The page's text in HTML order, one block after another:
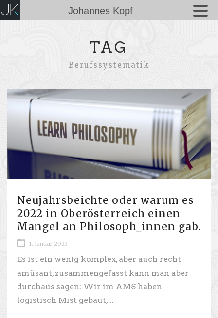
TAG
Berufssystematik
Neujahrsbeichte oder warum es
2022 in Oberösterreich einen
Mangel an Philosoph_innen gab.
1. Januar 2023
Es ist ein wenig komplex, aber auch recht
amüsant, zusammengefasst kann man aber
durchaus sagen: Wir im AMS haben
logistisch Mist gebaut,...
Johannes Kopf